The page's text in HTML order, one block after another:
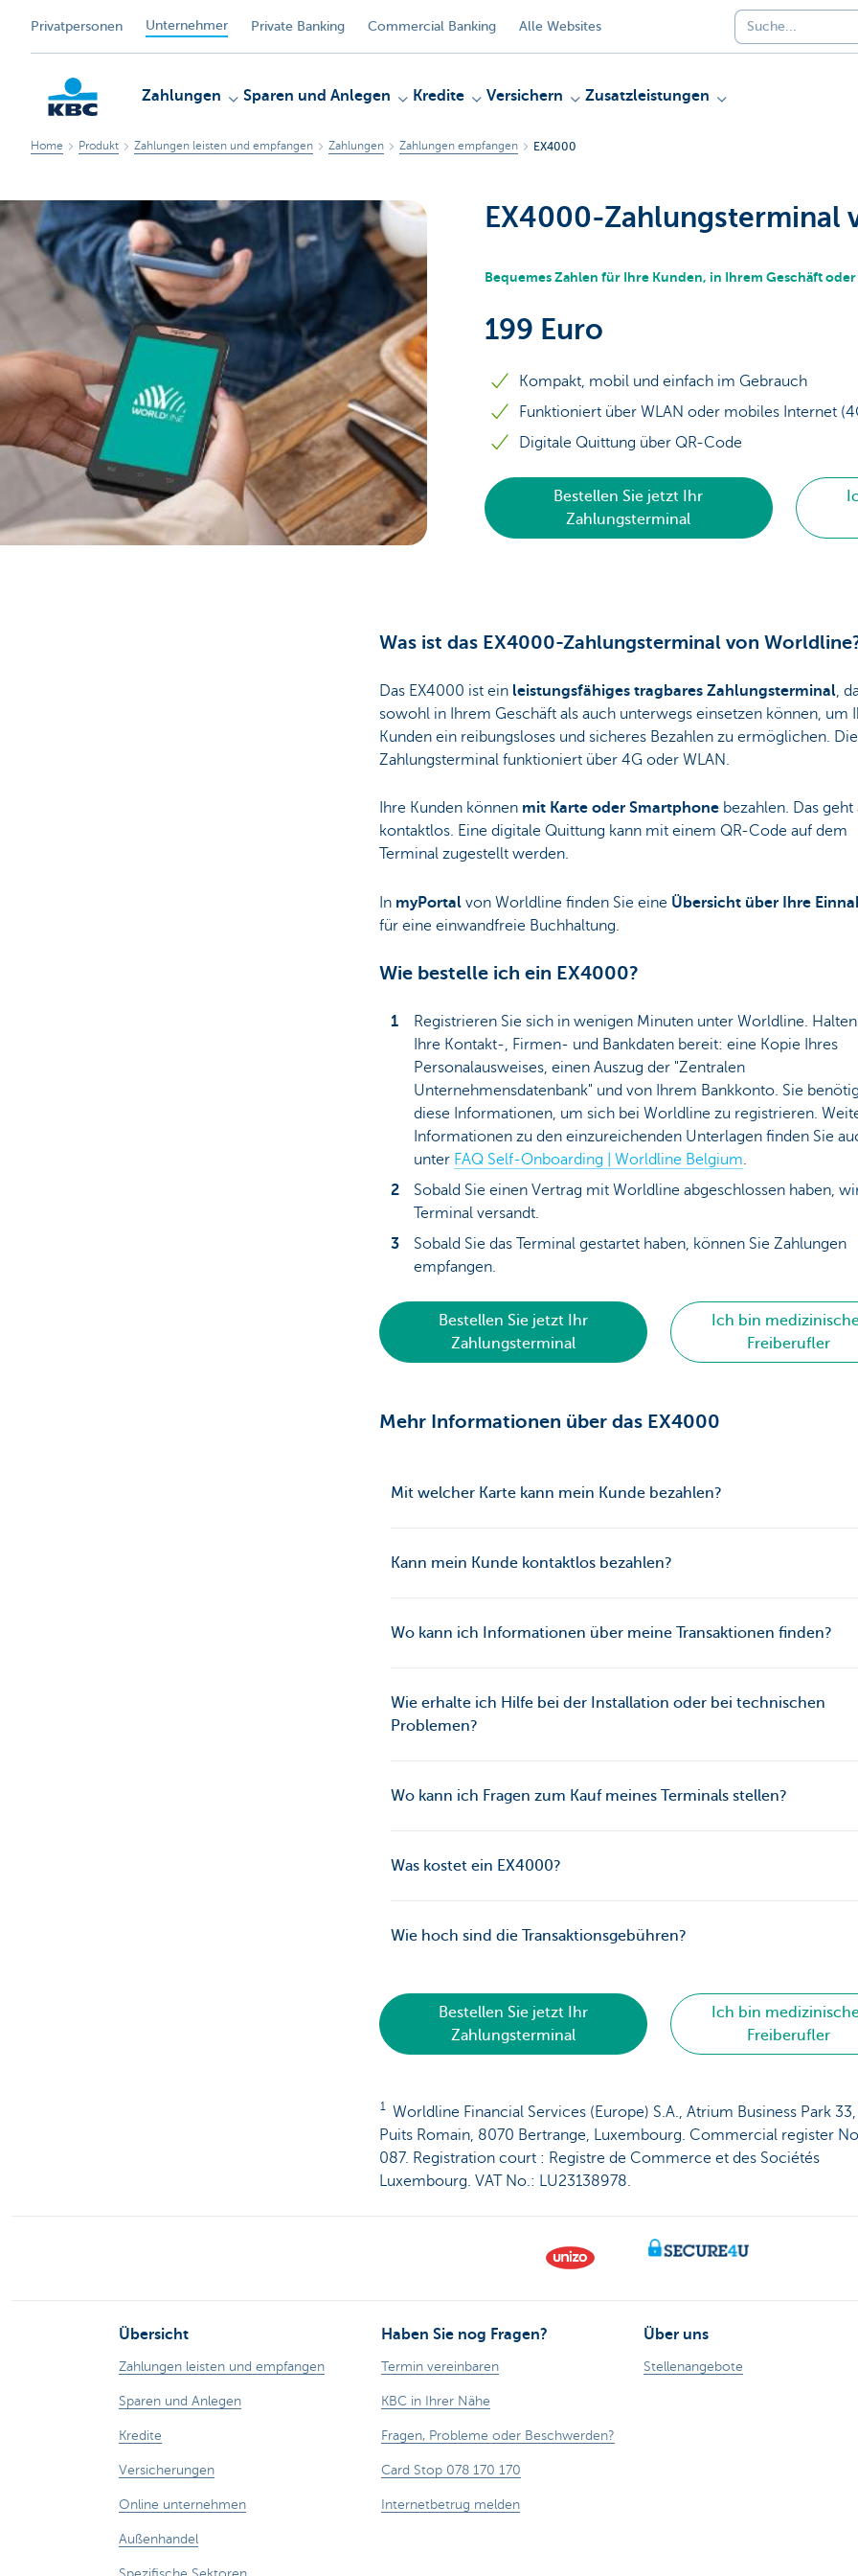
Privatpersonen Unternehmer Private Banking Commercial Banking Alle Websites
KBC
Unternehmer
Zahlungen Sparen und Anlegen Kredite Versichern Zusatzleistungen
Home Produkt Zahlungen leisten und empfangen Zahlungen Zahlungen empfangen EX4000
EX4000-Zahlungsterminal
Bequemes Zahlen für Ihre Kunden, in Ihrem Geschäft
199 Euro
Kompakt, mobil und einfach im Gebrauch
Funktioniert über WLAN oder mobiles Internet
Digitale Quittung über QR-Code
Bestellen Sie jetzt Ihr
Zahlungsterminal
Was ist das EX4000-Zahlungsterminal von
Das EX4000 ist ein leistungsfähiges tragbares Zahlungsterminal,
sowohl in Ihrem Geschäft als auch unterwegs einsetzen können, um
Kunden ein reibungsloses und sicheres Bezahlen zu ermöglichen.
Zahlungsterminal funktioniert über 4G oder WLAN.
Ihre Kunden können mit Karte oder Smartphonebezahlen. Das geht
kontaktlos. Eine digitale Quittung kann mit einem QR-Code auf dem
Terminal zugestellt werden.
In myPortalvon Worldline finden Sie eine Übersicht über Ihre
für eine einwandfreie Buchhaltung.
Wie bestelle ich ein EX4000?
Registrieren Sie sich in wenigen Minuten unter Worldline.
Ihre Kontakt-, Firmen- und Bankdaten bereit: eine Kopie Ihres
Personalausweises, einen Auszug der "Zentralen
Unternehmensdatenbank" und von Ihrem Bankkonto. Sie
diese Informationen, um sich bei Worldline zu registrieren.
Informationen zu den einzureichenden Unterlagen finden Sie
unter FAQ Self-Onboarding | Worldline Belgium.
Sobald Sie einen Vertrag mit Worldline abgeschlossen haben,
Terminal versandt.
Sobald Sie das Terminal gestartet haben, können Sie Zahlungen
empfangen.
Bestellen Sie jetzt Ihr
Zahlungsterminal
Ich bin
Freiberufler
Mehr Informationen über das EX4000
Mit welcher Karte kann mein Kunde bezahlen?
Kann mein Kunde kontaktlos bezahlen?
Wo kann ich Informationen über meine Transaktionen finden?
Wie erhalte ich Hilfe bei der Installation oder bei technischen
Problemen?
Wo kann ich Fragen zum Kauf meines Terminals stellen?
Was kostet ein EX4000?
Wie hoch sind die Transaktionsgebühren?
Bestellen Sie jetzt Ihr
Zahlungsterminal
Ich bin
Freiberufler
1 Worldline Financial Services (Europe) S.A., Atrium Business Park
Puits Romain, 8070 Bertrange, Luxembourg. Commercial register
087. Registration court : Registre de Commerce et des Sociétés
Luxembourg. VAT No.: LU23138978.
Übersicht
Zahlungen leisten und empfangen
Sparen und Anlegen
Kredite
Versicherungen
Online unternehmen
Außenhandel
Haben Sie nog Fragen?
Termin vereinbaren
KBC in Ihrer Nähe
Fragen, Probleme oder Beschwerden?
Card Stop 078 170 170
Internetbetrug melden
Über uns
Stellenangebote